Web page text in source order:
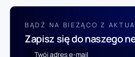
BĄDŹ NA BIEŻĄCO Z
Zapisz się do naszego